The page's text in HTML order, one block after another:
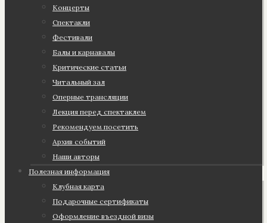
Концерты
Спектакли
Фестивали
Балы и карнавалы
Критические статьи
Читальный зал
Оперные трансляции
Лекция перед спектаклем
Рекомендуем посетить
Архив событий
Наши авторы
Полезная информация
Клубная карта
Подарочные сертификаты
Оформление въездной визы